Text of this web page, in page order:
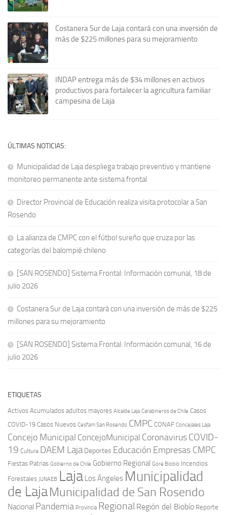
Costanera Sur de Laja contará con una inversión de
más de $225 millones para su mejoramiento
INDAP entrega más de $34 millones en activos
productivos para fortalecer la agricultura familiar
campesina de Laja
ÚLTIMAS NOTICIAS:
Municipalidad de Laja despliega trabajo preventivo y mantiene
monitoreo permanente ante sistema frontal
Director Provincial de Educación realiza visita protocolar a San
Rosendo
La alianza de CMPC con el fútbol sureño que cruza por las
categorías del balompié chileno
[SAN ROSENDO] Sistema Frontal: Información comunal, 18 de
julio 2026
Costanera Sur de Laja contará con una inversión de más de $225
millones para su mejoramiento
[SAN ROSENDO] Sistema Frontal: Información comunal, 16 de
julio 2026
ETIQUETAS
Activos Acumulados adultos mayores Alcalde Laja Carabineros de Chile Casos
COVID-19 Casos Nuevos Cesfam San Rosendo CMPC CONAF Concejales Laja
Concejo Municipal ConcejoMunicipal CoronavirusCOVID-
19 Cultura DAEM Laja Deportes Educación Empresas CMPC
Fiestas Patrias Gobierno de Chile Gobierno Regional Gore Biobío Incendios
Forestales JUNAEB Laja Los Ángeles Municipalidad
de LajaMunicipalidad de San Rosendo
Nacional Pandemia Provincia Regional Región del Biobío Reporte